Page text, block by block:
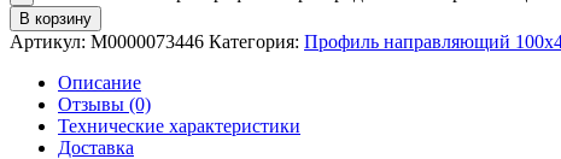
В корзину
Артикул: М0000073446 Категория: Профиль направляющий
Описание
Отзывы (0)
Технические характеристики
Доставка